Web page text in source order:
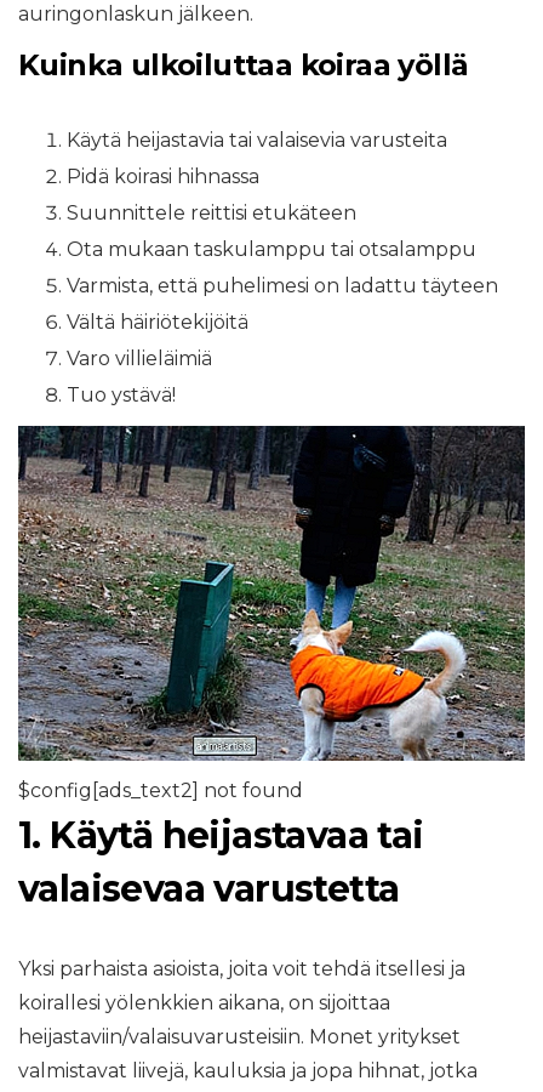
auringonlaskun jälkeen.
Kuinka ulkoiluttaa koiraa yöllä
Käytä heijastavia tai valaisevia varusteita
Pidä koirasi hihnassa
Suunnittele reittisi etukäteen
Ota mukaan taskulamppu tai otsalamppu
Varmista, että puhelimesi on ladattu täyteen
Vältä häiriötekijöitä
Varo villieläimiä
Tuo ystävä!
$config[ads_text2] not found
1. Käytä heijastavaa tai
valaisevaa varustetta
Yksi parhaista asioista, joita voit tehdä itsellesi ja
koirallesi yölenkkien aikana, on sijoittaa
heijastaviin/valaisuvarusteisiin. Monet yritykset
valmistavat liivejä, kauluksia ja jopa hihnat, jotka